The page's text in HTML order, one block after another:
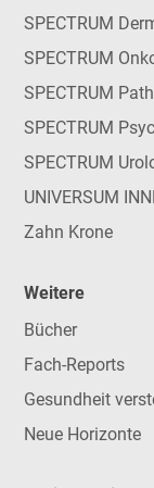
SPECTRUM
SPECTRUM
SPECTRUM
SPECTRUM
SPECTRUM
UNIVERSUM
Zahn Krone
Weitere
Bücher
Fach-Reports
Gesundheit
Neue Horizonte